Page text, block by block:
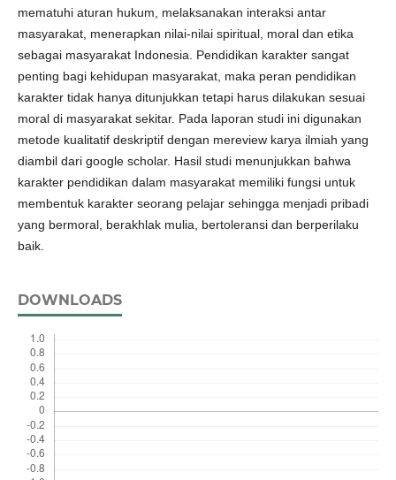
mematuhi aturan hukum, melaksanakan interaksi antar
masyarakat, menerapkan nilai-nilai spiritual, moral dan etika
sebagai masyarakat Indonesia. Pendidikan karakter sangat
penting bagi kehidupan masyarakat, maka peran pendidikan
karakter tidak hanya ditunjukkan tetapi harus dilakukan sesuai
moral di masyarakat sekitar. Pada laporan studi ini digunakan
metode kualitatif deskriptif dengan mereview karya ilmiah yang
diambil dari google scholar. Hasil studi menunjukkan bahwa
karakter pendidikan dalam masyarakat memiliki fungsi untuk
membentuk karakter seorang pelajar sehingga menjadi pribadi
yang bermoral, berakhlak mulia, bertoleransi dan berperilaku
baik.
DOWNLOADS